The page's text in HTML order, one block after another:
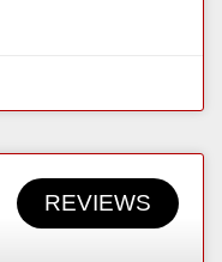
REVIEWS